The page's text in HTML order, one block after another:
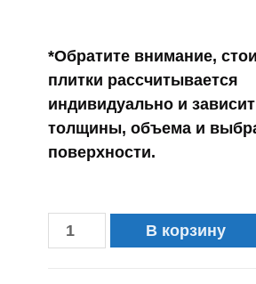
*Обратите внимание,
плитки рассчитывается
индивидуально и
толщины, объема и
поверхности.
В корзину